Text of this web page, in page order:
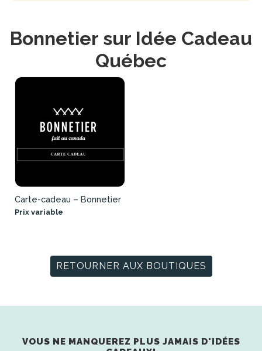
Bonnetier sur Idée Cadeau
Québec
Carte-cadeau – Bonnetier
Prix variable
RETOURNER AUX BOUTIQUES
VOUS NE MANQUEREZ PLUS JAMAIS D'IDÉES